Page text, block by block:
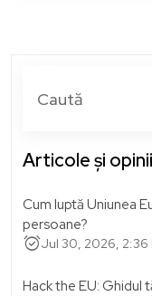
Articole și opinii
Cum luptă Uniunea
persoane?
alarm_onJul 30, 2026, 2:36
Hack the EU: Ghidul